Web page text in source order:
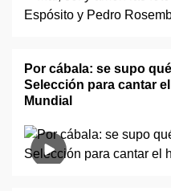
Por cábala: se supo
Selección para cantar
Mundial